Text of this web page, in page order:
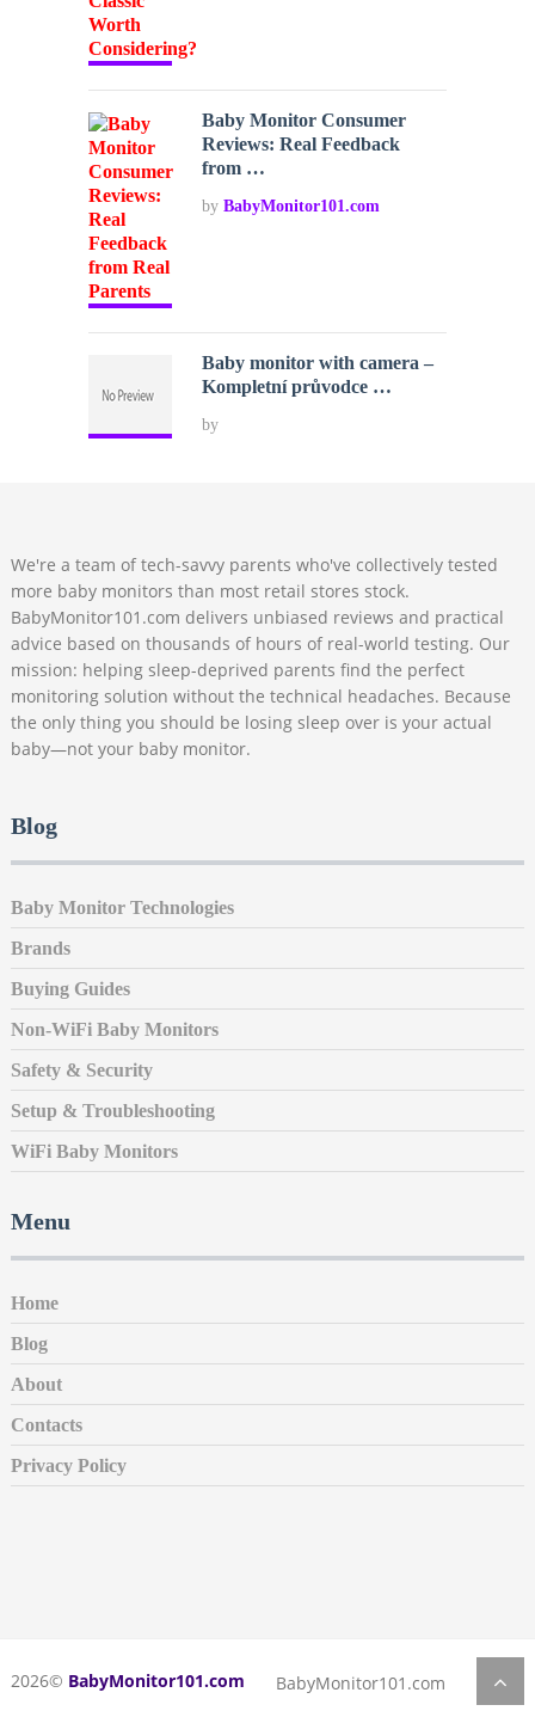
Baby Monitor Consumer
Reviews: Real Feedback
from …
byBabyMonitor101.com
Baby monitor with camera –
Kompletní průvodce …
by
We're a team of tech-savvy parents who've collectively tested
more baby monitors than most retail stores stock.
BabyMonitor101.com delivers unbiased reviews and practical
advice based on thousands of hours of real-world testing. Our
mission: helping sleep-deprived parents find the perfect
monitoring solution without the technical headaches. Because
the only thing you should be losing sleep over is your actual
baby—not your baby monitor.
Blog
Baby Monitor Technologies
Brands
Buying Guides
Non-WiFi Baby Monitors
Safety & Security
Setup & Troubleshooting
WiFi Baby Monitors
Menu
Home
Blog
About
Contacts
Privacy Policy
2026© BabyMonitor101.com BabyMonitor101.com